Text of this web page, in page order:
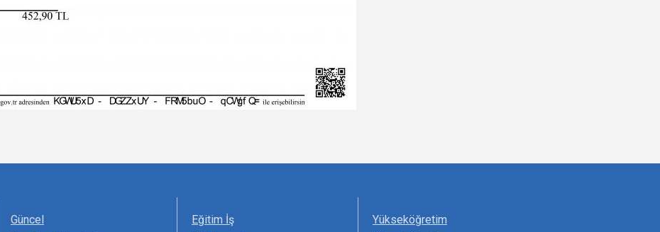
Güncel
Eğitim İş
Yükseköğretim